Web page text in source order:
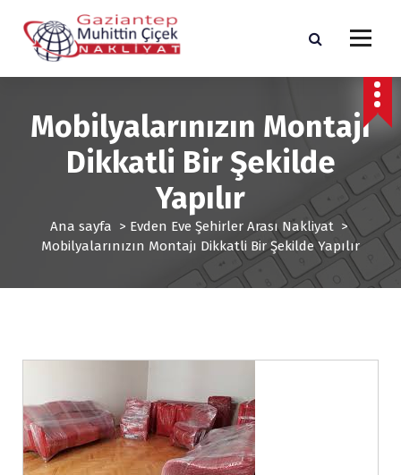
Mobilyalarınızın Montajı
Dikkatli Bir Şekilde
Yapılır
Ana sayfa > Evden Eve Şehirler Arası Nakliyat >
Mobilyalarınızın Montajı Dikkatli Bir Şekilde Yapılır